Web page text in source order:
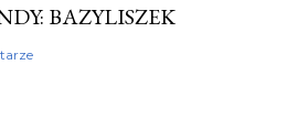
BAZYLISZEK